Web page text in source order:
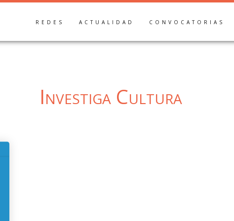
REDES ACTUALIDAD CONVOCATORIAS
Investiga Cultura